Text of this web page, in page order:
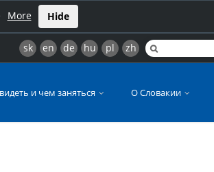
More Hide
sk en de hu pl zh
и чем заняться О Словакии